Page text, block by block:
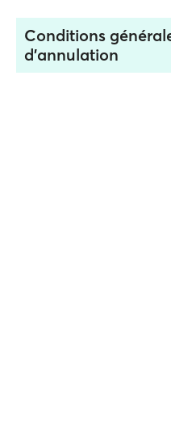
Conditions
d'annulation